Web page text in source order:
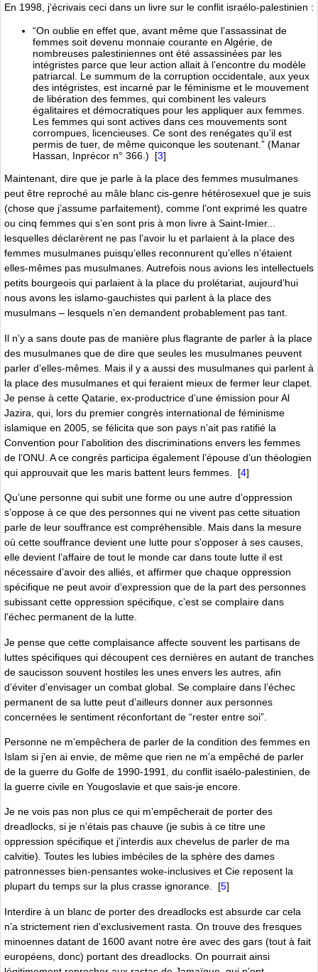
En 1998, jʼécrivais ceci dans un livre sur le conflit israélo-palestinien :
“On oublie en effet que, avant même que lʼassassinat de
femmes soit devenu monnaie cou­rante en Algérie, de
nombreuses palestiniennes ont été assas­sinées par les
intégristes parce que leur action allait à lʼencontre du modèle
patriarcal. Le sum­mum de la corrup­tion occidentale, aux yeux
des intégristes, est incarné par le féminisme et le mouve­ment
de libération des femmes, qui combinent les valeurs
égalitaires et démocratiques pour les appli­quer aux femmes.
Les femmes qui sont actives dans ces mouvements sont
corrompues, licencieuses. Ce sont des re­négates quʼil est
permis de tuer, de même quiconque les sou­tenant.” (Manar
Hassan, Inpré­cor n° 366.)
[3]
Maintenant, dire que je parle à la place des femmes musulmanes
peut être reproché au mâle blanc cis-genre hétérosexuel que je suis
(chose que jʼassume parfaitement), comme lʼont exprimé les quatre
ou cinq femmes qui sʼen sont pris à mon livre à Saint-Imier...
lesquelles déclarèrent ne pas lʼavoir lu et parlaient à la place des
femmes musulmanes puisquʼelles reconnurent quʼelles nʼétaient
elles-mêmes pas musulmanes. Autrefois nous avions les intellectuels
petits bourgeois qui parlaient à la place du prolétariat, aujourdʼhui
nous avons les islamo-gauchistes qui parlent à la place des
musulmans – lesquels nʼen demandent probablement pas tant.
Il nʼy a sans doute pas de manière plus flagrante de parler à la place
des musulmanes que de dire que seules les musulmanes peuvent
parler dʼelles-mêmes. Mais il y a aussi des musulmanes qui parlent à
la place des musulmanes et qui feraient mieux de fermer leur clapet.
Je pense à cette Qatarie, ex-productrice dʼune émission pour Al
Jazira, qui, lors du premier congrès international de féminisme
islamique en 2005, se félicita que son pays nʼait pas ratifié la
Convention pour lʼabolition des discriminations envers les femmes
de lʼONU. A ce congrès participa également lʼépouse dʼun théologien
qui approuvait que les maris battent leurs femmes.
[4]
Quʼune personne qui subit une forme ou une autre dʼoppression
sʼoppose à ce que des personnes qui ne vivent pas cette situation
parle de leur souffrance est compréhensible. Mais dans la mesure
où cette souffrance devient une lutte pour sʼopposer à ses causes,
elle devient lʼaffaire de tout le monde car dans toute lutte il est
nécessaire dʼavoir des alliés, et affirmer que chaque oppression
spécifique ne peut avoir dʼexpression que de la part des personnes
subissant cette oppression spécifique, cʼest se complaire dans
lʼéchec permanent de la lutte.
Je pense que cette complaisance affecte souvent les partisans de
luttes spécifiques qui découpent ces dernières en autant de tranches
de saucisson souvent hostiles les unes envers les autres, afin
dʼéviter dʼenvisager un combat global. Se complaire dans lʼéchec
permanent de sa lutte peut dʼailleurs donner aux personnes
concernées le sentiment réconfortant de “rester entre soi”.
Personne ne mʼempêchera de parler de la condition des femmes en
Islam si jʼen ai envie, de même que rien ne mʼa empêché de parler
de la guerre du Golfe de 1990-1991, du conflit isaélo-palestinien, de
la guerre civile en Yougoslavie et que sais-je encore.
Je ne vois pas non plus ce qui mʼempêcherait de porter des
dreadlocks, si je nʼétais pas chauve (je subis à ce titre une
oppression spécifique et jʼinterdis aux chevelus de parler de ma
calvitie). Toutes les lubies imbéciles de la sphère des dames
patronnesses bien-pensantes woke-inclusives et Cie reposent la
plupart du temps sur la plus crasse ignorance.
[5]
Interdire à un blanc de porter des dreadlocks est absurde car cela
nʼa strictement rien dʼexclusivement rasta. On trouve des fresques
minoennes datant de 1600 avant notre ère avec des gars (tout à fait
européens, donc) portant des dreadlocks. On pourrait ainsi